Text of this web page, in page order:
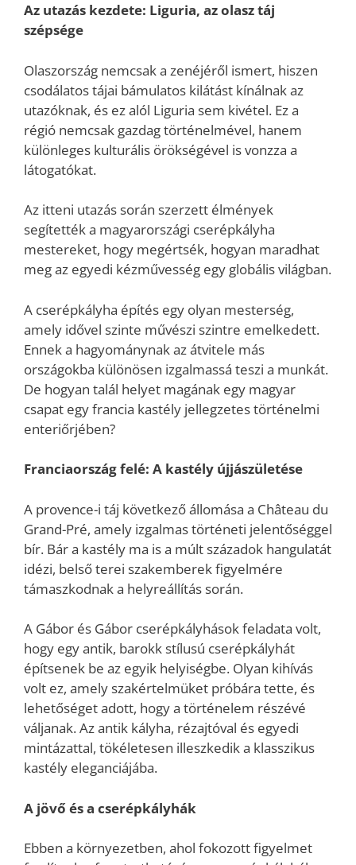
Az utazás kezdete: Liguria, az olasz táj
szépsége
Olaszország nemcsak a zenéjéről ismert, hiszen
csodálatos tájai bámulatos kilátást kínálnak az
utazóknak, és ez alól Liguria sem kivétel. Ez a
régió nemcsak gazdag történelmével, hanem
különleges kulturális örökségével is vonzza a
látogatókat.
Az itteni utazás során szerzett élmények
segítették a magyarországi cserépkályha
mestereket, hogy megértsék, hogyan maradhat
meg az egyedi kézművesség egy globális világban.
A cserépkályha építés egy olyan mesterség,
amely idővel szinte művészi szintre emelkedett.
Ennek a hagyománynak az átvitele más
országokba különösen izgalmassá teszi a munkát.
De hogyan talál helyet magának egy magyar
csapat egy francia kastély jellegzetes történelmi
enteriőrjében?
Franciaország felé: A kastély újjászületése
A provence-i táj következő állomása a Château du
Grand-Pré, amely izgalmas történeti jelentőséggel
bír. Bár a kastély ma is a múlt századok hangulatát
idézi, belső terei szakemberek figyelmére
támaszkodnak a helyreállítás során.
A Gábor és Gábor cserépkályhások feladata volt,
hogy egy antik, barokk stílusú cserépkályhát
építsenek be az egyik helyiségbe. Olyan kihívás
volt ez, amely szakértelmüket próbára tette, és
lehetőséget adott, hogy a történelem részévé
váljanak. Az antik kályha, rézajtóval és egyedi
mintázattal, tökéletesen illeszkedik a klasszikus
kastély eleganciájába.
A jövő és a cserépkályhák
Ebben a környezetben, ahol fokozott figyelmet